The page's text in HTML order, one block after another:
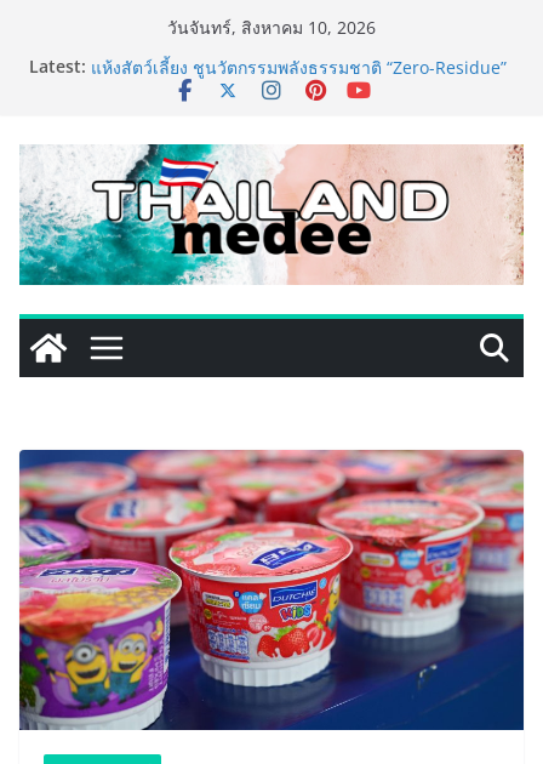
วันจันทร์, สิงหาคม 10, 2026
Latest: PIPPER STANDARD® เปิดตัวแชมพูอาบน้ำ และ โฟมอาบ
แห้งสัตว์เลี้ยง ชูนวัตกรรมพลังธรรมชาติ “Zero-Residue”
เริ่มแล้ว! อ.ต.ก.แฟร์ 4 ภาค @ภาคกลาง “มนต์เสน่ห์เกษตร
ไทย สู่ใจกลางมหานคร” ชวนชิม ช้อป สินค้าเกษตร
คุณภาพจากทั่วไทย วันนี้ – 8 สิงหาคมนี้ ณ ลานคนเมือง
ททท. ประกาศความสำเร็จ Village to the World Season
5 ผนึก 9 พันธมิตร ขับเคลื่อน ESG Tourism สืบสานพระ
ราชปณิธาน สร้างคุณค่าการท่องเที่ยวไทยอย่างยั่งยืน
เหิงลี่ แมนูแฟคเจอริ่ง เทคโนโลยี (ไทยแลนด์) เปิดโรงงาน
แห่งใหม่ในชลบุรี เดินหน้าขยายฐานการผลิตสู่เอเชียตะวัน
ออกเฉียงใต้ เสริมแกร่งยุทธศาสตร์ระดับโลก
LORDNINE จัดศึกคนดังสายเกม ไทย ปะทะ ฟิลิปปินส์ ใน
“Rise of the Tenth Lord” เปิดสงครามกิลด์ข้ามประเทศ